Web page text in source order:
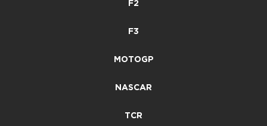
F2
F3
MOTOGP
NASCAR
TCR